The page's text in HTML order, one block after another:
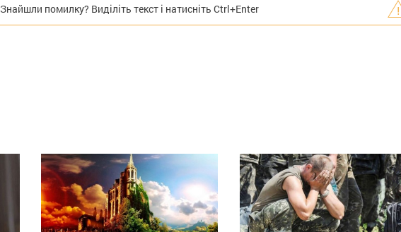
Знайшли помилку? Виділіть текст і натисніть Ctrl+Enter